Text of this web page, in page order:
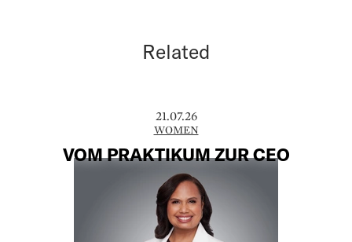
Related
21.07.26
WOMEN
VOM PRAKTIKUM ZUR CEO